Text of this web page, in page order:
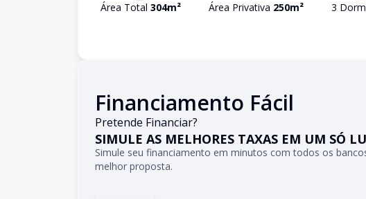
Área Total 304m² Área Privativa 250m² 3
Financiamento Fácil
Pretende Financiar?
SIMULE AS MELHORES TAXAS EM UM SÓ
Simule seu financiamento em minutos com todos os
melhor proposta.